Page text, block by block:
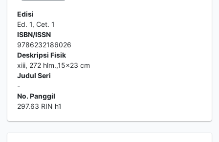
Edisi
Ed. 1, Cet. 1
ISBN/ISSN
9786232186026
Deskripsi Fisik
xiii, 272 hlm.,15x23 cm
Judul Seri
-
No. Panggil
297.63 RIN h1